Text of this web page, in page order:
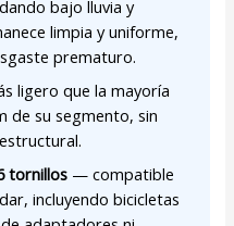
bajo lluvia y
limpia y uniforme,
prematuro.
ligero que la mayoría
de su segmento, sin
tornillos — compatible
incluyendo bicicletas